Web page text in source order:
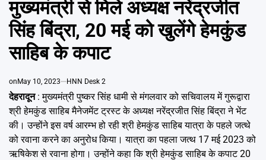
मुख्यमंत्री से मिले अध्यक्ष नरेंद्रजीत
सिंह बिंद्रा, 20 मई को खुलेंगे हेमकुंड
साहिब के कपाट
onMay 10, 2023 HNN Desk 2
देहरादून: मुख्यमंत्री पुष्कर सिंह धामी से मंगलवार को सचिवालय में गुरूद्वारा
श्री हेमकुंड साहिब मैनेजमेंट ट्रस्ट के अध्यक्ष नरेंद्रजीत सिंह बिंद्रा ने भेंट
की। उन्होंने इस वर्ष आरम्भ हो रही श्री हेमकुंड साहिब यात्रा के पहले जत्थे
को रवाना करने का अनुरोध किया। यात्रा का पहला जत्थ 17 मई 2023 को
ऋषिकेश से रवाना होगा। उन्होंने कहा कि श्री हेमकुंड साहिब के कपाट 20